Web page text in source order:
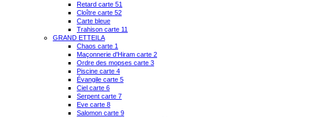
Retard carte 51
Cloître carte 52
Carte bleue
Trahison carte 11
GRAND ETTEILA
Chaos carte 1
Maçonnerie d'Hiram carte 2
Ordre des mopses carte 3
Piscine carte 4
Évangile carte 5
Ciel carte 6
Serpent carte 7
Eve carte 8
Salomon carte 9